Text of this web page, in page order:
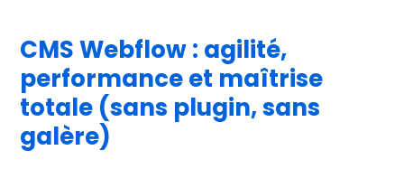
CMS Webflow : agilité,
performance et maîtrise
totale (sans plugin, sans
galère)